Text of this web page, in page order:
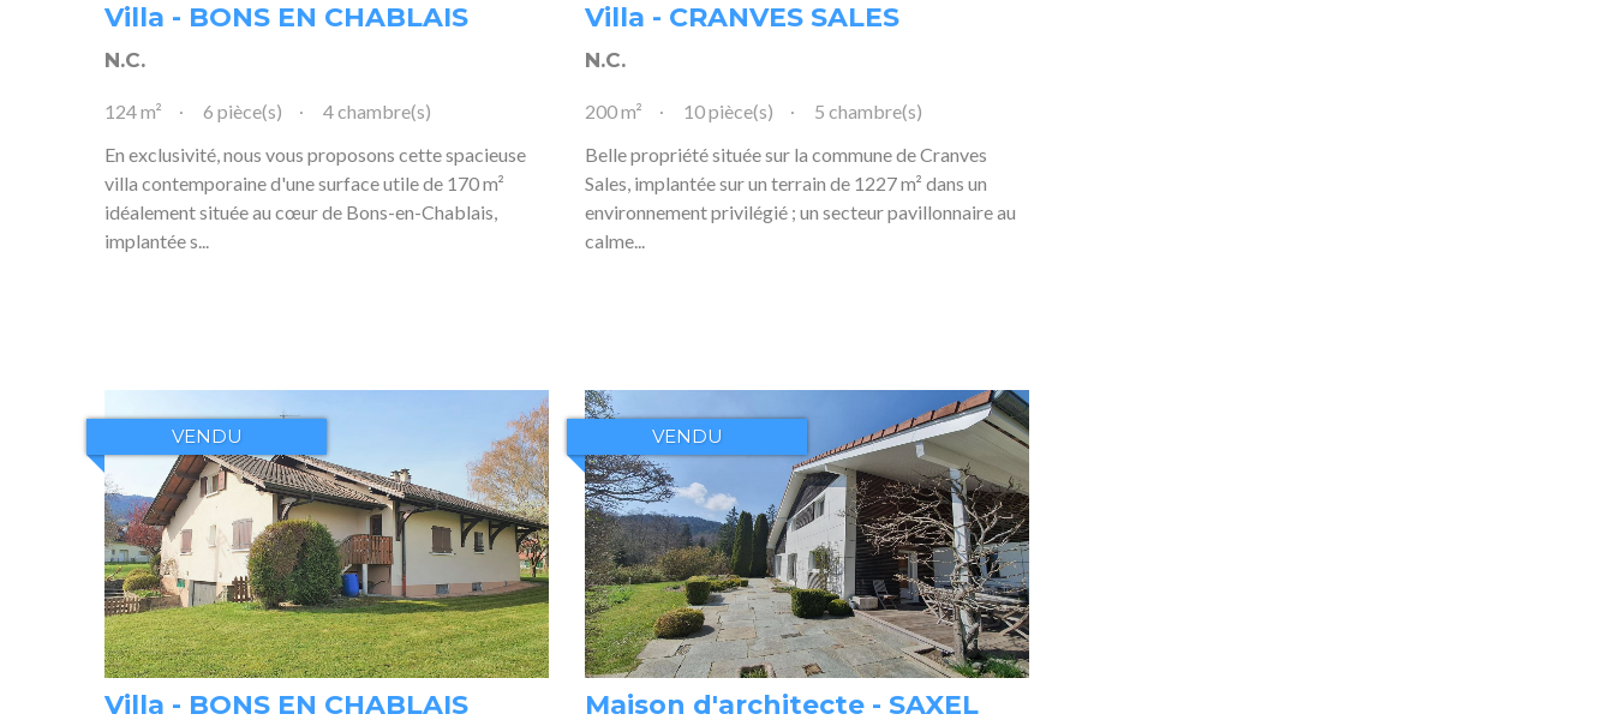
Villa - BONS EN CHABLAIS
N.C.
124 m² 6 pièce(s)
4 chambre(s)
En exclusivité, nous vous proposons cette spacieuse
villa contemporaine d'une surface utile de 170 m²
idéalement située au cœur de Bons-en-Chablais,
implantée s...
Villa - CRANVES SALES
N.C.
200 m² 10 pièce(s)
5 chambre(s)
Belle propriété située sur la commune de Cranves
Sales, implantée sur un terrain de 1227 m² dans un
environnement privilégié ; un secteur pavillonnaire au
calme...
VENDU
Villa - BONS EN CHABLAIS
VENDU
Maison d'architecte - SAXEL